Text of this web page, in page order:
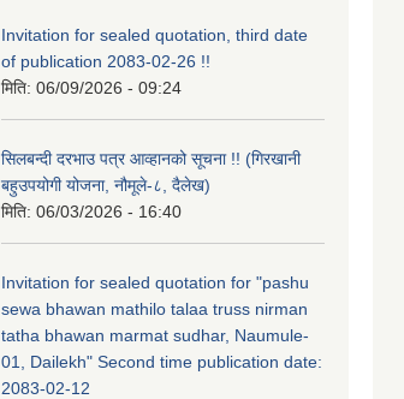
Invitation for sealed quotation, third date
of publication 2083-02-26 !!
मिति: 06/09/2026 - 09:24
सिलबन्दी दरभाउ पत्र आव्हानको सूचना !! (गिरखानी
बहुउपयोगी योजना, नौमूले-८, दैलेख)
मिति: 06/03/2026 - 16:40
Invitation for sealed quotation for "pashu
sewa bhawan mathilo talaa truss nirman
tatha bhawan marmat sudhar, Naumule-
01, Dailekh" Second time publication date:
2083-02-12